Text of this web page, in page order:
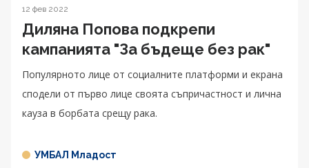
12 фев 2022
Диляна Попова подкрепи
кампанията "За бъдеще без рак"
Популярното лице от социалните платформи и екрана
сподели от първо лице своята съпричастност и лична
кауза в борбата срещу рака.
УМБАЛ Младост